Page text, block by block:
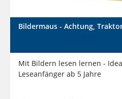
Bildermaus - Achtung,
Mit Bildern lesen lernen -
Leseanfänger ab 5 Jahre